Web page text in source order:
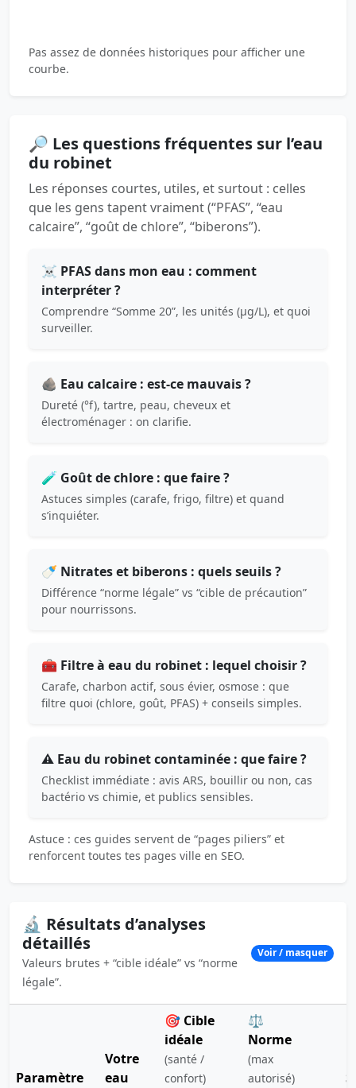
Pas assez de données historiques pour afficher une
courbe.
🔎 Les questions fréquentes sur l’eau
du robinet
Les réponses courtes, utiles, et surtout : celles
que les gens tapent vraiment (“PFAS”, “eau
calcaire”, “goût de chlore”, “biberons”).
☠️ PFAS dans mon eau : comment
interpréter ?
Comprendre “Somme 20”, les unités (µg/L), et quoi
surveiller.
🪨 Eau calcaire : est-ce mauvais ?
Dureté (°f), tartre, peau, cheveux et
électroménager : on clarifie.
🧪 Goût de chlore : que faire ?
Astuces simples (carafe, frigo, filtre) et quand
s’inquiéter.
🍼 Nitrates et biberons : quels seuils ?
Différence “norme légale” vs “cible de précaution”
pour nourrissons.
🧰 Filtre à eau du robinet : lequel choisir ?
Carafe, charbon actif, sous évier, osmose : que
filtre quoi (chlore, goût, PFAS) + conseils simples.
⚠️ Eau du robinet contaminée : que faire ?
Checklist immédiate : avis ARS, bouillir ou non, cas
bactério vs chimie, et publics sensibles.
Astuce : ces guides servent de “pages piliers” et
renforcent toutes tes pages ville en SEO.
🔬 Résultats d’analyses
détaillés
Valeurs brutes + “cible idéale” vs “norme
légale”.
Voir / masquer
Paramètre
Votre
eau
🎯 Cible
idéale
(santé /
confort)
⚖️
Norme
(max
autorisé)